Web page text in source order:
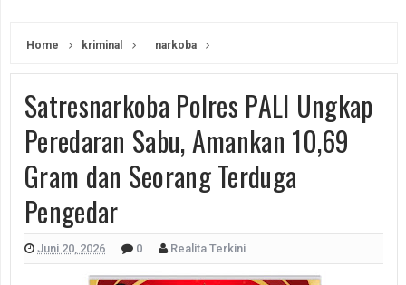
Home kriminal narkoba
Satresnarkoba Polres PALI Ungkap
Peredaran Sabu, Amankan 10,69
Gram dan Seorang Terduga
Pengedar
Juni 20, 2026 0 Realita Terkini